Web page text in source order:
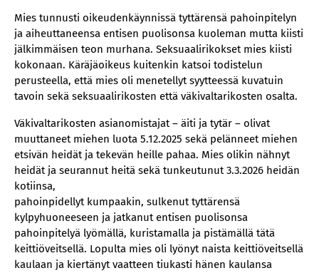
Mies tunnusti oikeudenkäynnissä tyttärensä pahoinpitelyn
ja aiheuttaneensa entisen puolisonsa kuoleman mutta kiisti
jälkimmäisen teon murhana. Seksuaalirikokset mies kiisti
kokonaan. Käräjäoikeus kuitenkin katsoi todistelun
perusteella, että mies oli menetellyt syytteessä kuvatuin
tavoin sekä seksuaalirikosten että väkivaltarikosten osalta.
Väkivaltarikosten asianomistajat – äiti ja tytär – olivat
muuttaneet miehen luota 5.12.2025 sekä pelänneet miehen
etsivän heidät ja tekevän heille pahaa. Mies olikin nähnyt
heidät ja seurannut heitä sekä tunkeutunut 3.3.2026 heidän
kotiinsa,
pahoinpidellyt kumpaakin, sulkenut tyttärensä
kylpyhuoneeseen ja jatkanut entisen puolisonsa
pahoinpitelyä lyömällä, kuristamalla ja pistämällä tätä
keittiöveitsellä. Lopulta mies oli lyönyt naista keittiöveitsellä
kaulaan ja kiertänyt vaatteen tiukasti hänen kaulansa